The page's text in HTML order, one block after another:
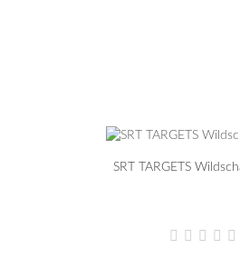
SRT TARGETS